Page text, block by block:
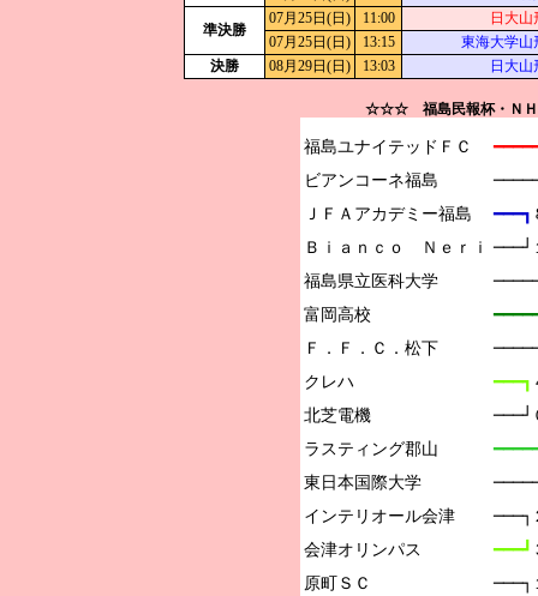
準決勝
07月25日(日) 11:00
日大山
07月25日(日)
13:15
東海大学山
決勝
08月29日(日) 13:03 日大山
☆☆☆ 福島民報杯・ＮＨ
福島ユナイテッドＦＣ
ビアンコーネ福島
ＪＦＡアカデミー福島
Ｂｉａｎｃｏ　Ｎｅｒｉ
福島県立医科大学
富岡高校
Ｆ．Ｆ．Ｃ．松下
クレハ
北芝電機
ラスティング郡山
東日本国際大学
インテリオール会津
会津オリンパス
原町ＳＣ
━━━┓
━━━┓
━━━┛